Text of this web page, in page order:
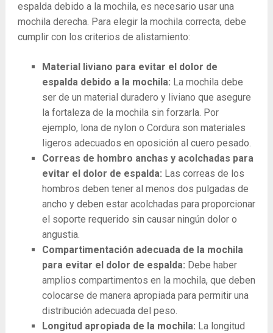
espalda debido a la mochila, es necesario usar una
mochila derecha. Para elegir la mochila correcta, debe
cumplir con los criterios de alistamiento:
Material liviano para evitar el dolor de
espalda debido a la mochila: La mochila debe
ser de un material duradero y liviano que asegure
la fortaleza de la mochila sin forzarla. Por
ejemplo, lona de nylon o Cordura son materiales
ligeros adecuados en oposición al cuero pesado.
Correas de hombro anchas y acolchadas para
evitar el dolor de espalda: Las correas de los
hombros deben tener al menos dos pulgadas de
ancho y deben estar acolchadas para proporcionar
el soporte requerido sin causar ningún dolor o
angustia.
Compartimentación adecuada de la mochila
para evitar el dolor de espalda: Debe haber
amplios compartimentos en la mochila, que deben
colocarse de manera apropiada para permitir una
distribución adecuada del peso.
Longitud apropiada de la mochila: La longitud